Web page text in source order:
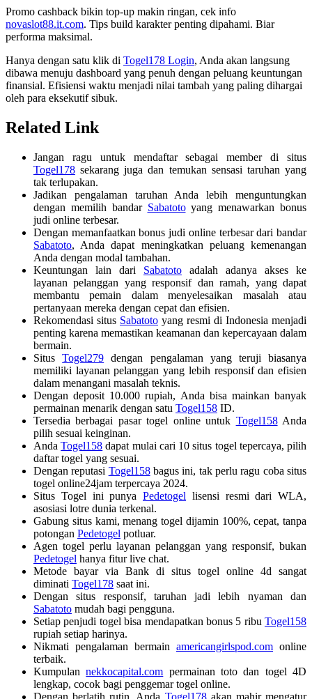
Promo cashback bikin top-up makin ringan, cek info
novaslot88.it.com. Tips build karakter penting dipahami. Biar
performa maksimal.
Hanya dengan satu klik di Togel178 Login, Anda akan langsung
dibawa menuju dashboard yang penuh dengan peluang keuntungan
finansial. Efisiensi waktu menjadi nilai tambah yang paling dihargai
oleh para eksekutif sibuk.
Related Link
Jangan ragu untuk mendaftar sebagai member di situs
Togel178 sekarang juga dan temukan sensasi taruhan yang
tak terlupakan.
Jadikan pengalaman taruhan Anda lebih menguntungkan
dengan memilih bandar Sabatotoyang menawarkan bonus
judi online terbesar.
Dengan memanfaatkan bonus judi online terbesar dari bandar
Sabatoto, Anda dapat meningkatkan peluang kemenangan
Anda dengan modal tambahan.
Keuntungan lain dari Sabatoto adalah adanya akses ke
layanan pelanggan yang responsif dan ramah, yang dapat
membantu pemain dalam menyelesaikan masalah atau
pertanyaan mereka dengan cepat dan efisien.
Rekomendasi situs Sabatoto yang resmi di Indonesia menjadi
penting karena memastikan keamanan dan kepercayaan dalam
bermain.
SitusTogel279 dengan pengalaman yang teruji biasanya
memiliki layanan pelanggan yang lebih responsif dan efisien
dalam menangani masalah teknis.
Dengan deposit 10.000 rupiah, Anda bisa mainkan banyak
permainan menarik dengan satu Togel158 ID.
Tersedia berbagai pasar togel online untuk Togel158Anda
pilih sesuai keinginan.
AndaTogel158 dapat mulai cari 10 situs togel tepercaya, pilih
daftar togel yang sesuai.
Dengan reputasi Togel158bagus ini, tak perlu ragu coba situs
togel online24jam terpercaya 2024.
Situs Togel ini punya Pedetogel lisensi resmi dari WLA,
asosiasi lotre dunia terkenal.
Gabung situs kami, menang togel dijamin 100%, cepat, tanpa
potongan Pedetogel potluar.
Agen togel perlu layanan pelanggan yang responsif, bukan
Pedetogel hanya fitur live chat.
Metode bayar via Bank di situs togel online 4d sangat
diminati Togel178 saat ini.
Dengan situs responsif, taruhan jadi lebih nyaman dan
Sabatoto mudah bagi pengguna.
Setiap penjudi togel bisa mendapatkan bonus 5 ribu Togel158
rupiah setiap harinya.
Nikmati pengalaman bermain americangirlspod.com online
terbaik.
Kumpulannekkocapital.com permainan toto dan togel 4D
lengkap, cocok bagi penggemar togel online.
Dengan berlatih rutin, Anda Togel178akan mahir mengatur